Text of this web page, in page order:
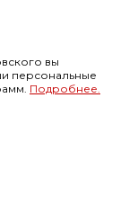
вы
персональные
Подробнее.